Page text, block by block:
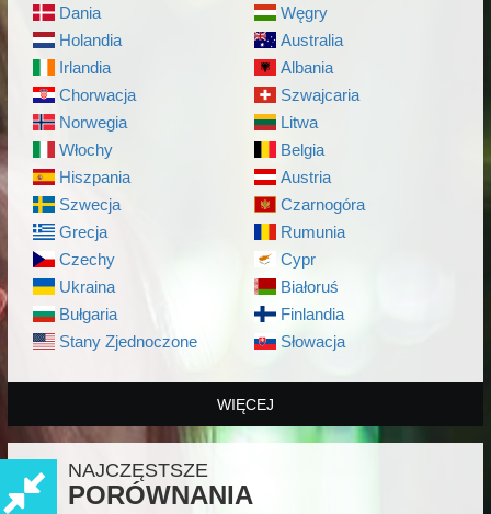
Dania
Holandia
Irlandia
Chorwacja
Norwegia
Włochy
Hiszpania
Szwecja
Grecja
Czechy
Ukraina
Bułgaria
Stany Zjednoczone
Węgry
Australia
Albania
Szwajcaria
Litwa
Belgia
Austria
Czarnogóra
Rumunia
Cypr
Białoruś
Finlandia
Słowacja
WIĘCEJ
NAJCZĘSTSZE
PORÓWNANIA